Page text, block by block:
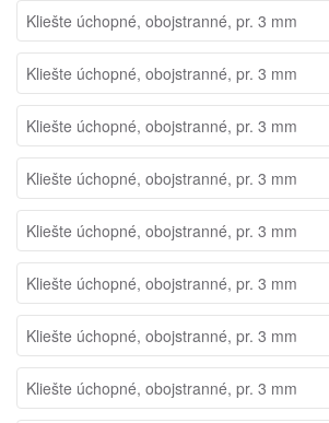
Kliešte úchopné, obojstranné, pr. 3 mm
Kliešte úchopné, obojstranné, pr. 3 mm
Kliešte úchopné, obojstranné, pr. 3 mm
Kliešte úchopné, obojstranné, pr. 3 mm
Kliešte úchopné, obojstranné, pr. 3 mm
Kliešte úchopné, obojstranné, pr. 3 mm
Kliešte úchopné, obojstranné, pr. 3 mm
Kliešte úchopné, obojstranné, pr. 3 mm